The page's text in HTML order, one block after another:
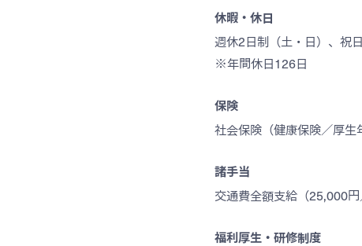
休暇・休日
週休2日制（土・日）、祝
※年間休日126日
保険
社会保険（健康保険／厚
諸手当
交通費全額支給（25,000円
福利厚生・研修制度